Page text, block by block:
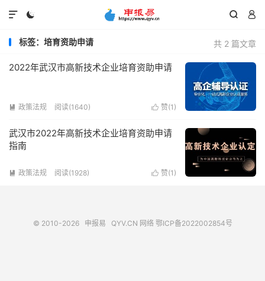
  

共 2 篇文章
标签：培育资助申请
2022年武汉市高新技术企业培育资助申请
 赞(1 )
 政策法规 阅读(1640)
武汉市2022年高新技术企业培育资助申请
指南
 赞(1 )
 政策法规 阅读(1928)
© 2010-2026 申报易 QYV.CN 网络 鄂ICP备2022002854号